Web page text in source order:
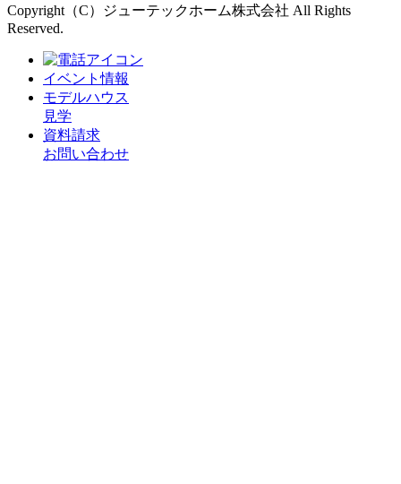
Copyright（C）ジューテックホーム株式会社 All Rights
Reserved.
イベント情報
モデルハウス
見学
資料請求
お問い合わせ